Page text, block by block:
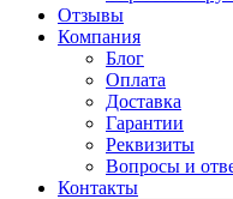
Отзывы
Компания
Блог
Оплата
Доставка
Гарантии
Реквизиты
Вопросы и
Контакты